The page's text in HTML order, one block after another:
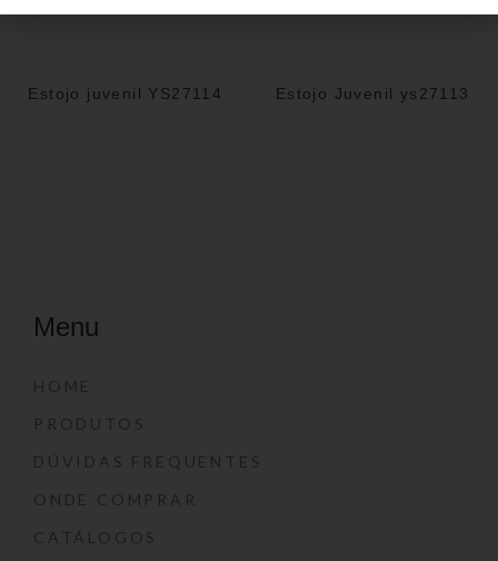
Estojo juvenil YS27114 Estojo Juvenil ys27113
Menu
HOME
PRODUTOS
DÚVIDAS FREQUENTES
ONDE COMPRAR
CATÁLOGOS